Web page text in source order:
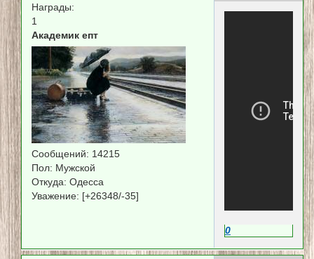
Награды:
1
Академик епт
Сообщений: 14215
Пол: Мужской
Откуда: Одесса
Уважение: [+26348/-35]
0